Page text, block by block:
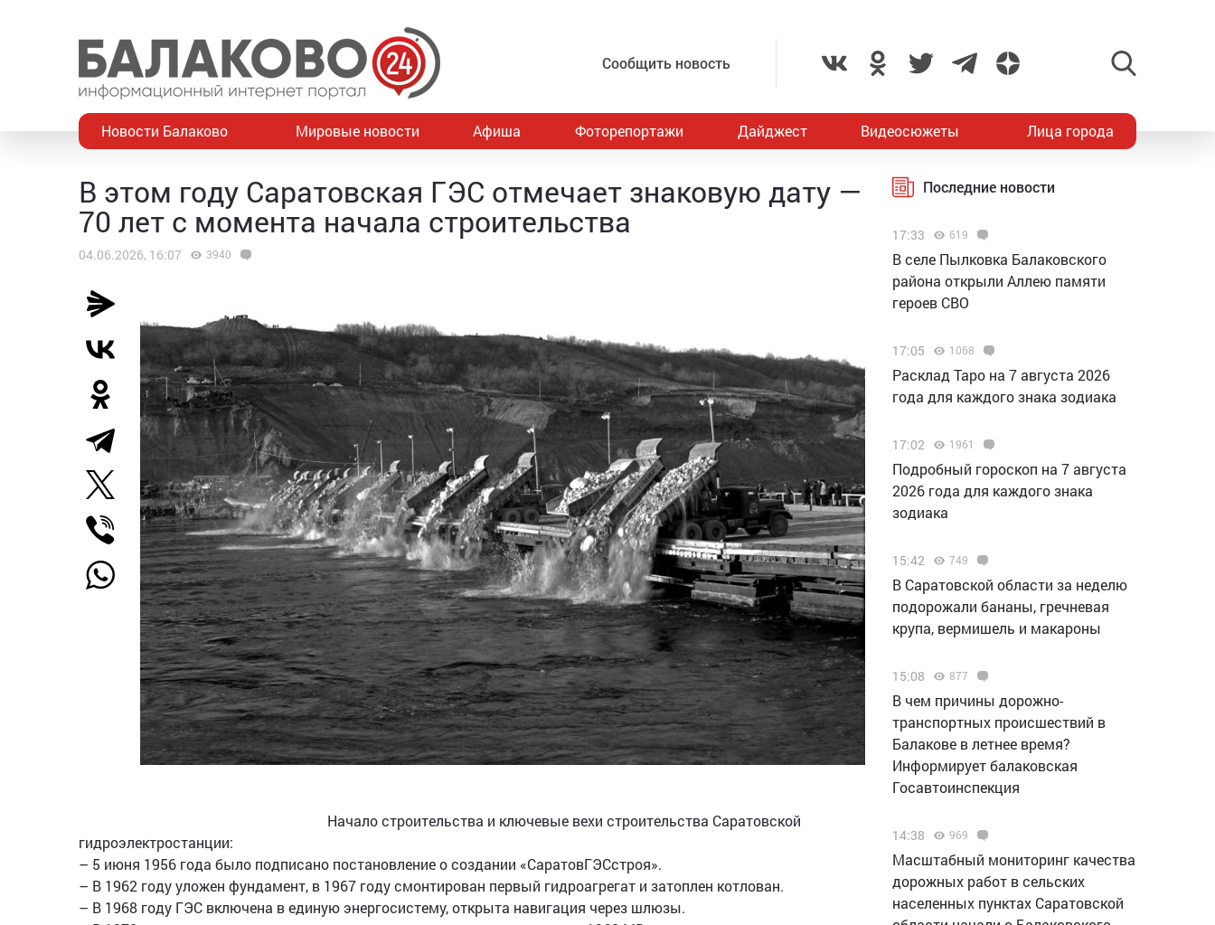
Сообщить новость
Новости Балаково Мировые новости Афиша Фоторепортажи Дайджест Видеосюжеты Лица города
В этом году Саратовская ГЭС отмечает знаковую дату —
70 лет с момента начала строительства
04.06.2026, 16:07 3940
Начало строительства и ключевые вехи строительства Саратовской
гидроэлектростанции:
– 5 июня 1956 года было подписано постановление о создании «СаратовГЭСстроя».
– В 1962 году уложен фундамент, в 1967 году смонтирован первый гидроагрегат и затоплен котлован.
– В 1968 году ГЭС включена в единую энергосистему, открыта навигация через шлюзы.
Последние новости
17:33 619
В селе Пылковка Балаковского
района открыли Аллею памяти
героев СВО
17:05 1068
Расклад Таро на 7 августа 2026
года для каждого знака зодиака
17:02 1961
Подробный гороскоп на 7 августа
2026 года для каждого знака
зодиака
15:42 749
В Саратовской области за неделю
подорожали бананы, гречневая
крупа, вермишель и макароны
15:08 877
В чем причины дорожно-
транспортных происшествий в
Балакове в летнее время?
Информирует балаковская
Госавтоинспекция
14:38 969
Масштабный мониторинг качества
дорожных работ в сельских
населенных пунктах Саратовской